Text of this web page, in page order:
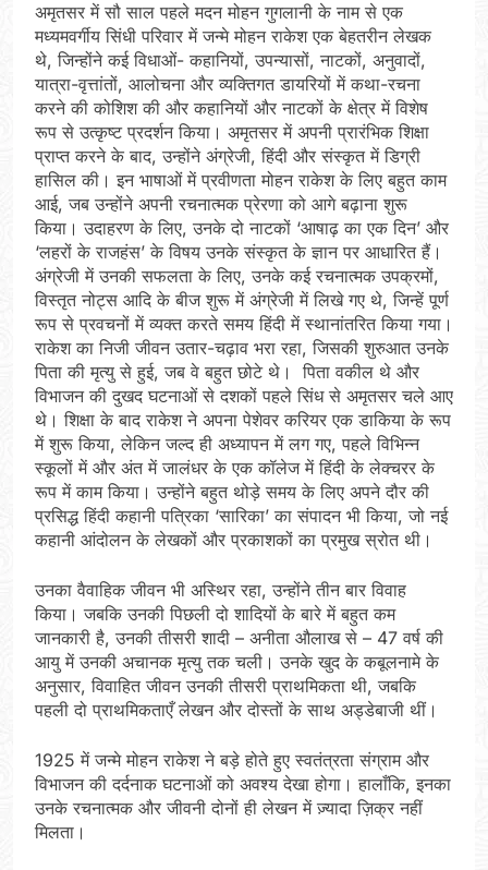
अमृतसर में सौ साल पहले मदन मोहन गुगलानी के नाम से एक
मध्यमवर्गीय सिंधी परिवार में जन्मे मोहन राकेश एक बेहतरीन लेखक
थे, जिन्होंने कई विधाओं- कहानियों, उपन्यासों, नाटकों, अनुवादों,
यात्रा-वृत्तांतों, आलोचना और व्यक्तिगत डायरियों में कथा-रचना
करने की कोशिश की और कहानियों और नाटकों के क्षेत्र में विशेष
रूप से उत्कृष्ट प्रदर्शन किया। अमृतसर में अपनी प्रारंभिक शिक्षा
प्राप्त करने के बाद, उन्होंने अंग्रेजी, हिंदी और संस्कृत में डिग्री
हासिल की। ​​इन भाषाओं में प्रवीणता मोहन राकेश के लिए बहुत काम
आई, जब उन्होंने अपनी रचनात्मक प्रेरणा को आगे बढ़ाना शुरू
किया। उदाहरण के लिए, उनके दो नाटकों ‘आषाढ़ का एक दिन’ और
‘लहरों के राजहंस’ के विषय उनके संस्कृत के ज्ञान पर आधारित हैं।
अंग्रेजी में उनकी सफलता के लिए, उनके कई रचनात्मक उपक्रमों,
विस्तृत नोट्स आदि के बीज शुरू में अंग्रेजी में लिखे गए थे, जिन्हें पूर्ण
रूप से प्रवचनों में व्यक्त करते समय हिंदी में स्थानांतरित किया गया।
राकेश का निजी जीवन उतार-चढ़ाव भरा रहा, जिसकी शुरुआत उनके
पिता की मृत्यु से हुई, जब वे बहुत छोटे थे। पिता वकील थे और
विभाजन की दुखद घटनाओं से दशकों पहले सिंध से अमृतसर चले आए
थे। शिक्षा के बाद राकेश ने अपना पेशेवर करियर एक डाकिया के रूप
में शुरू किया, लेकिन जल्द ही अध्यापन में लग गए, पहले विभिन्न
स्कूलों में और अंत में जालंधर के एक कॉलेज में हिंदी के लेक्चरर के
रूप में काम किया। उन्होंने बहुत थोड़े समय के लिए अपने दौर की
प्रसिद्ध हिंदी कहानी पत्रिका ‘सारिका’ का संपादन भी किया, जो नई
कहानी आंदोलन के लेखकों और प्रकाशकों का प्रमुख स्रोत थी।
उनका वैवाहिक जीवन भी अस्थिर रहा, उन्होंने तीन बार विवाह
किया। जबकि उनकी पिछली दो शादियों के बारे में बहुत कम
जानकारी है, उनकी तीसरी शादी – अनीता औलाख से – 47 वर्ष की
आयु में उनकी अचानक मृत्यु तक चली। उनके खुद के कबूलनामे के
अनुसार, विवाहित जीवन उनकी तीसरी प्राथमिकता थी, जबकि
पहली दो प्राथमिकताएँ लेखन और दोस्तों के साथ अड्डेबाजी थीं।
1925 में जन्मे मोहन राकेश ने बड़े होते हुए स्वतंत्रता संग्राम और
विभाजन की दर्दनाक घटनाओं को अवश्य देखा होगा। हालाँकि, इनका
उनके रचनात्मक और जीवनी दोनों ही लेखन में ज़्यादा ज़िक्र नहीं
मिलता।